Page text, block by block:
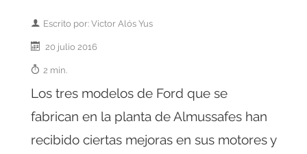
Escrito por: Victor Alós Yus
20 julio 2016
2 min.
Los tres modelos de Ford que se
fabrican en la planta de Almussafes han
recibido ciertas mejoras en sus motores y